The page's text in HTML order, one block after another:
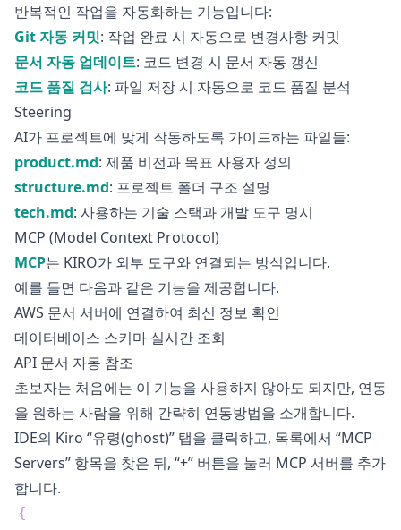
반복적인 작업을 자동화하는 기능입니다:
Git 자동 커밋: 작업 완료 시 자동으로 변경사항 커밋
문서 자동 업데이트: 코드 변경 시 문서 자동 갱신
코드 품질 검사: 파일 저장 시 자동으로 코드 품질 분석
Steering
AI가 프로젝트에 맞게 작동하도록 가이드하는 파일들:
product.md: 제품 비전과 목표 사용자 정의
structure.md: 프로젝트 폴더 구조 설명
tech.md: 사용하는 기술 스택과 개발 도구 명시
MCP (Model Context Protocol)
MCP는 KIRO가 외부 도구와 연결되는 방식입니다.
예를 들면 다음과 같은 기능을 제공합니다.
AWS 문서 서버에 연결하여 최신 정보 확인
데이터베이스 스키마 실시간 조회
API 문서 자동 참조
초보자는 처음에는 이 기능을 사용하지 않아도 되지만, 연동
을 원하는 사람을 위해 간략히 연동방법을 소개합니다.
IDE의 Kiro “유령(ghost)” 탭을 클릭하고, 목록에서 “MCP
Servers” 항목을 찾은 뒤, “+” 버튼을 눌러 MCP 서버를 추가
합니다.
{